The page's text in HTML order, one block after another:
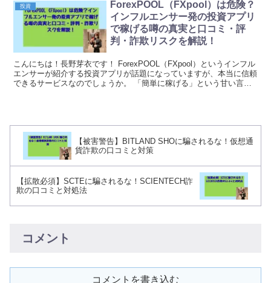
投資
ForexPOOL（FXpool）は危険？
インフルエンサー発の投資アプリ
で稼げる噂の真実と口コミ・評
判・詐欺リスクを解説！
こんにちは！長野芽衣です！ ForexPOOL（FXpool）というインフル
エンサーが紹介する投資アプリが話題になっていますが、本当に信頼
できるサービスなのでしょうか。 「簡単に稼げる」という甘い言葉
【被害警告】BITLAND SHOに騙されるな！仮想通
貨詐欺の口コミと対策
【拡散必須】SCTEに騙されるな！SCIENTECH詐
欺の口コミと対処法
コメント
コメントを書き込む